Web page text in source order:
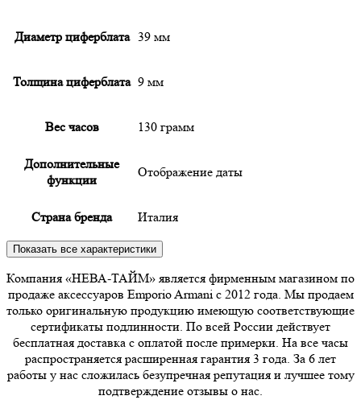
Диаметр циферблата 39 мм
Толщина циферблата 9 мм
Вес часов 130 грамм
Дополнительные
функции
Отображение даты
Страна бренда Италия
Показать все характеристики
Компания «НЕВА-ТАЙМ» является фирменным магазином по
продаже аксессуаров Emporio Armani с 2012 года. Мы продаем
только оригинальную продукцию имеющую соответствующие
сертификаты подлинности. По всей России действует
бесплатная доставка с оплатой после примерки. На все часы
распространяется расширенная гарантия 3 года. За 6 лет
работы у нас сложилась безупречная репутация и лучшее тому
подтверждение отзывы о нас.